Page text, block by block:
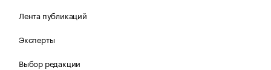
Лента публикаций
Эксперты
Выбор редакции